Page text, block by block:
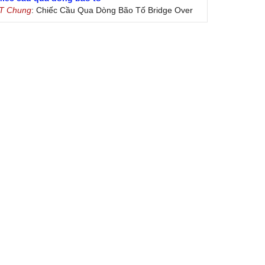
Chung: Chiếc Cầu Qua Dòng Bão Tố Bridge Over
Water by Simon & Garfunkel (Released